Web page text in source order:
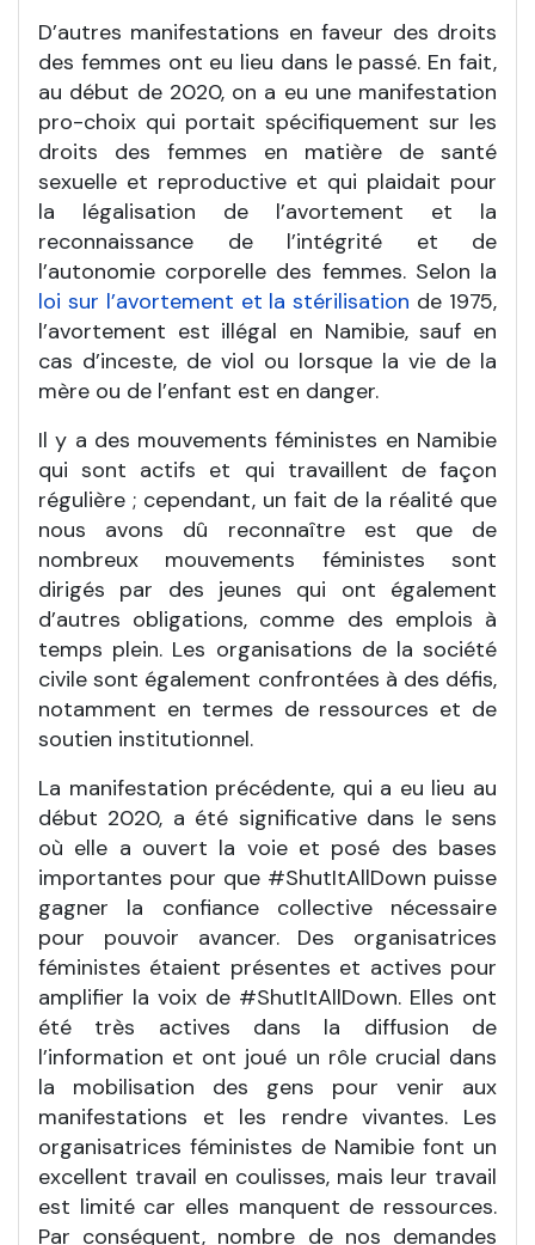
D’autres manifestations en faveur des droits
des femmes ont eu lieu dans le passé. En fait,
au début de 2020, on a eu une manifestation
pro-choix qui portait spécifiquement sur les
droits des femmes en matière de santé
sexuelle et reproductive et qui plaidait pour
la légalisation de l’avortement et la
reconnaissance de l’intégrité et de
l’autonomie corporelle des femmes. Selon la
loi sur l’avortement et la stérilisation de 1975,
l’avortement est illégal en Namibie, sauf en
cas d’inceste, de viol ou lorsque la vie de la
mère ou de l’enfant est en danger.
Il y a des mouvements féministes en Namibie
qui sont actifs et qui travaillent de façon
régulière ; cependant, un fait de la réalité que
nous avons dû reconnaître est que de
nombreux mouvements féministes sont
dirigés par des jeunes qui ont également
d’autres obligations, comme des emplois à
temps plein. Les organisations de la société
civile sont également confrontées à des défis,
notamment en termes de ressources et de
soutien institutionnel.
La manifestation précédente, qui a eu lieu au
début 2020, a été significative dans le sens
où elle a ouvert la voie et posé des bases
importantes pour que #ShutItAllDown puisse
gagner la confiance collective nécessaire
pour pouvoir avancer. Des organisatrices
féministes étaient présentes et actives pour
amplifier la voix de #ShutItAllDown. Elles ont
été très actives dans la diffusion de
l’information et ont joué un rôle crucial dans
la mobilisation des gens pour venir aux
manifestations et les rendre vivantes. Les
organisatrices féministes de Namibie font un
excellent travail en coulisses, mais leur travail
est limité car elles manquent de ressources.
Par conséquent, nombre de nos demandes